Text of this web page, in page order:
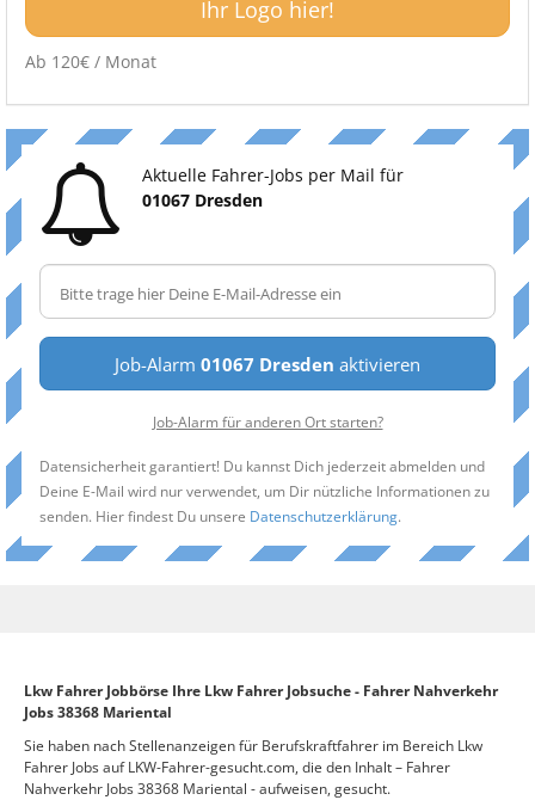
Ihr Logo hier!
Ab 120€ / Monat
Aktuelle Fahrer-Jobs per Mail für
01067 Dresden
Job-Alarm 01067 Dresden aktivieren
Job-Alarm für anderen Ort starten?
Datensicherheit garantiert! Du kannst Dich jederzeit abmelden und
Deine E-Mail wird nur verwendet, um Dir nützliche Informationen zu
senden. Hier findest Du unsere Datenschutzerklärung.
Lkw Fahrer Jobbörse Ihre Lkw Fahrer Jobsuche - Fahrer Nahverkehr
Jobs 38368 Mariental
Sie haben nach Stellenanzeigen für Berufskraftfahrer im Bereich Lkw
Fahrer Jobs auf LKW-Fahrer-gesucht.com, die den Inhalt – Fahrer
Nahverkehr Jobs 38368 Mariental - aufweisen, gesucht.